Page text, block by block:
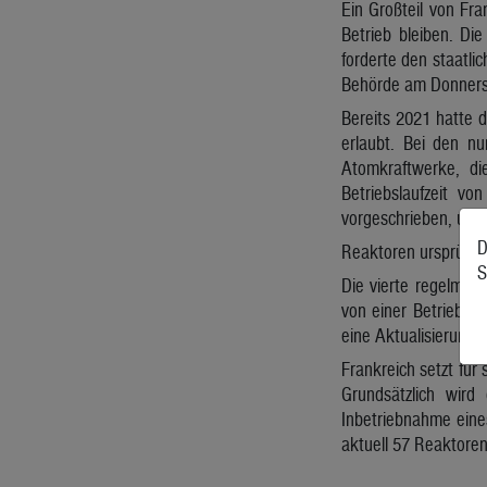
Ein Großteil von
Betrieb bleiben.
forderte den
Behörde am
Bereits 2021 hatte
erlaubt. Bei den
Atomkraftwerke,
Betriebslaufzeit
vorgeschrieben, um
Reaktoren
Die vierte
von einer
eine Aktualisierung
Frankreich setzt für
Grundsätzlich
Inbetriebnahme
aktuell 57